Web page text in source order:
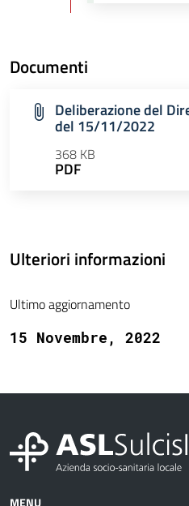
Documenti
Deliberazione del
del 15/11/2022
368 KB
PDF
Ulteriori informazioni
Ultimo aggiornamento
15 Novembre, 2022